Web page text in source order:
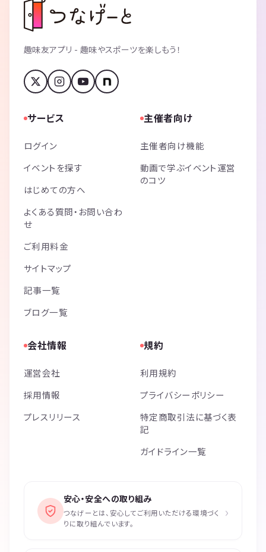
趣味友アプリ - 趣味やスポーツを楽しもう！
サービス
ログイン
イベントを探す
はじめての方へ
よくある質問・お問い合わ
せ
ご利用料金
サイトマップ
記事一覧
ブログ一覧
主催者向け
主催者向け機能
動画で学ぶイベント運営
のコツ
会社情報
運営会社
採用情報
プレスリリース
規約
利用規約
プライバシーポリシー
特定商取引法に基づく表
記
ガイドライン一覧
安心・安全への取り組み
つなげーとは、安心してご利用いただける環境づく
りに取り組んでいます。
›